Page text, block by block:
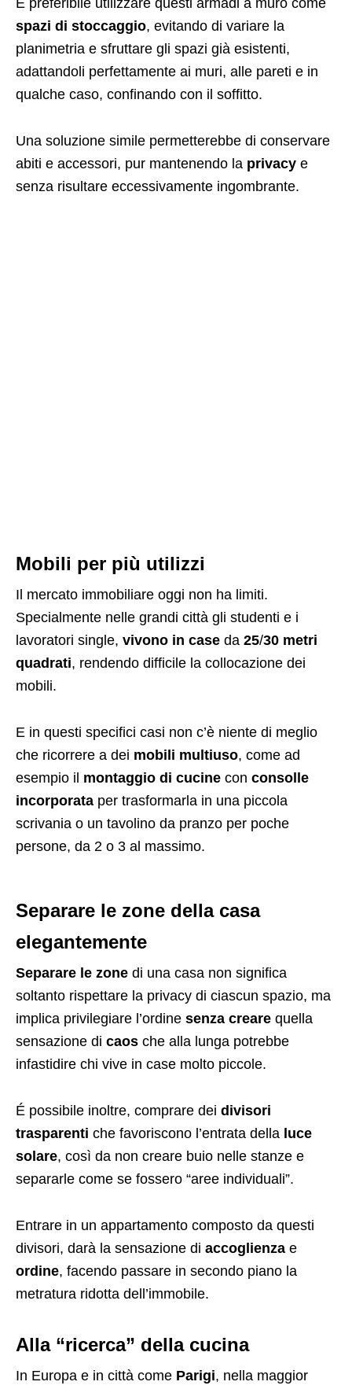
É preferibile utilizzare questi armadi a muro come
spazi di stoccaggio, evitando di variare la
planimetria e sfruttare gli spazi già esistenti,
adattandoli perfettamente ai muri, alle pareti e in
qualche caso, confinando con il soffitto.
Una soluzione simile permetterebbe di conservare
abiti e accessori, pur mantenendo la privacy e
senza risultare eccessivamente ingombrante.
Mobili per più utilizzi
Il mercato immobiliare oggi non ha limiti.
Specialmente nelle grandi città gli studenti e i
lavoratori single, vivono in case da 25/30 metri
quadrati, rendendo difficile la collocazione dei
mobili.
E in questi specifici casi non c’è niente di meglio
che ricorrere a dei mobili multiuso, come ad
esempio il montaggio di cucine con consolle
incorporata per trasformarla in una piccola
scrivania o un tavolino da pranzo per poche
persone, da 2 o 3 al massimo.
Separare le zone della casa
elegantemente
Separare le zone di una casa non significa
soltanto rispettare la privacy di ciascun spazio, ma
implica privilegiare l’ordine senza creare quella
sensazione di caos che alla lunga potrebbe
infastidire chi vive in case molto piccole.
É possibile inoltre, comprare dei divisori
trasparenti che favoriscono l’entrata della luce
solare, così da non creare buio nelle stanze e
separarle come se fossero “aree individuali”.
Entrare in un appartamento composto da questi
divisori, darà la sensazione di accoglienza e
ordine, facendo passare in secondo piano la
metratura ridotta dell’immobile.
Alla “ricerca” della cucina
In Europa e in città come Parigi, nella maggior